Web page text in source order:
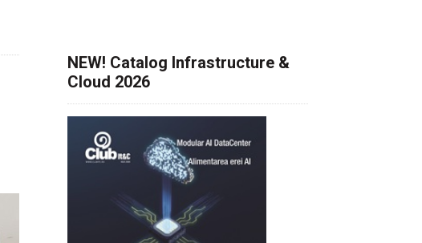
NEW! Catalog Infrastructure &
Cloud 2026